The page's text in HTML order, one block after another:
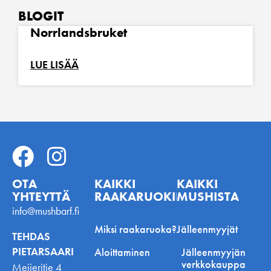
BLOGIT
Norrlandsbruket
LUE LISÄÄ
OTA
YHTEYTTÄ
info@mushbarf.fi
TEHDAS
PIETARSAARI
Meijeritie 4
KAIKKI
RAAKARUOKINNASTA
Miksi raakaruoka?
Aloittaminen
KAIKKI
MUSHISTA
Jälleenmyyjät
Jälleenmyyjän
verkkokauppa